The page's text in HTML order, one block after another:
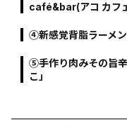
café&bar(アコ カフ
④新感覚背脂ラーメン
⑤手作り肉みその旨
こ」